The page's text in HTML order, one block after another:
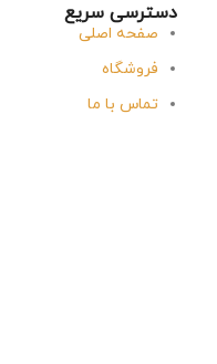
دسترسی سریع
صفحه اصلی
فروشگاه
تماس با ما